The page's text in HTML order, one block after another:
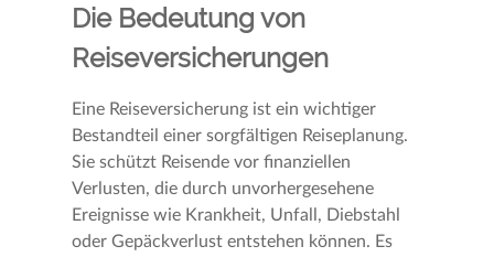
Die Bedeutung von
Reiseversicherungen
Eine Reiseversicherung ist ein wichtiger
Bestandteil einer sorgfältigen Reiseplanung.
Sie schützt Reisende vor finanziellen
Verlusten, die durch unvorhergesehene
Ereignisse wie Krankheit, Unfall, Diebstahl
oder Gepäckverlust entstehen können. Es